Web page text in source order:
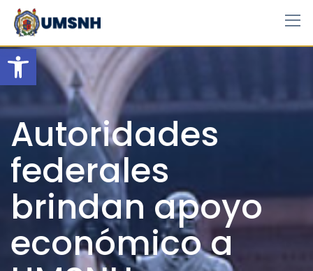
Open toolbar
Skip
content
Autoridades
federales
brindan apoyo
económico a